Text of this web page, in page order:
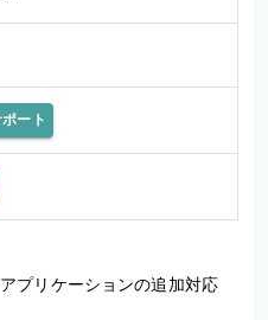
ート
プリケーションの追加対応